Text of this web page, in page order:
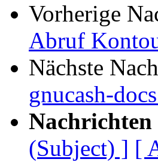
Vorherige
Abruf
Nächste
gnucash-
(Subject) ] [